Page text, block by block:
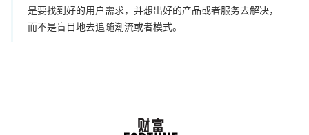
是要找到好的用户需求，并想出好的产品或者服务去解决，
而不是盲目地去追随潮流或者模式。